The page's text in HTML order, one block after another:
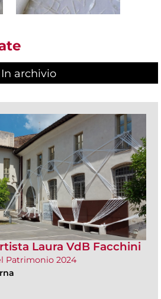
In archivio
Laura VdB Facchini
Patrimonio 2024